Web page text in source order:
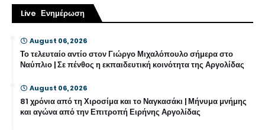
Live Ενημέρωση
August 06, 2026
Το τελευταίο αντίο στον Γιώργο Μιχαλόπουλο σήμερα στο
Ναύπλιο | Σε πένθος η εκπαιδευτική κοινότητα της Αργολίδας
August 06, 2026
81 χρόνια από τη Χιροσίμα και το Ναγκασάκι | Μήνυμα μνήμης
και αγώνα από την Επιτροπή Ειρήνης Αργολίδας